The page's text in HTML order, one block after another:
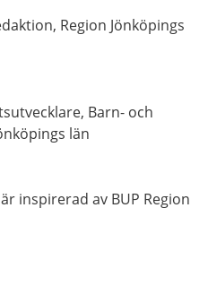
Region Jönköpings
Barn- och
län
inspirerad av BUP Region